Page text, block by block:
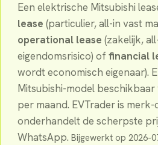
Een elektrische Mitsubishi
lease (particulier, all-in vast
operational lease (zakelijk,
eigendomsrisico) offinancial
wordt economisch eigenaar).
Mitsubishi-model beschikbaar
per maand. EVTrader is
onderhandelt de scherpste
WhatsApp. Bijgewerkt op 2026-